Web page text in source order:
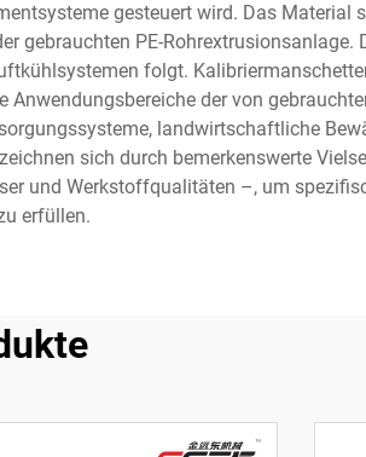
gesteuert wird. Das Material
gebrauchten PE-Rohrextrusionsanlage.
folgt.
der von
landwirtschaftliche
sich durch bemerkenswerte
und Werkstoffqualitäten –, um
erfüllen.